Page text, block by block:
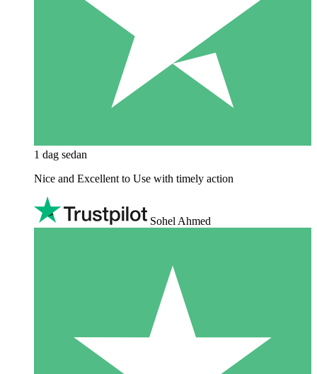
1 dag sedan
Nice and Excellent to Use with timely action
Sohel Ahmed